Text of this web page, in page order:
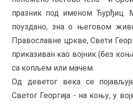
празник под именом Ђурђиц.
поуздано, зна о његовом
Православне цркве, Свети
приказиван као војник (без
са копљем или мачем.
Од деветог века се
Светог Георгија - на коњу, у